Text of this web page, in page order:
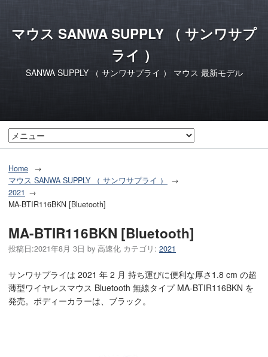
マウス SANWA SUPPLY （ サンワサプ
ライ ）
SANWA SUPPLY （ サンワサプライ ） マウス 最新モデル
Home
マウス SANWA SUPPLY （ サンワサプライ ）
2021
MA-BTIR116BKN [Bluetooth]
MA-BTIR116BKN [Bluetooth]
投稿日:2021年8月 3日 by 高速化 カテゴリ: 2021
サンワサプライは 2021 年 2 月 持ち運びに便利な厚さ1.8 cm の超
薄型ワイヤレスマウス Bluetooth 無線タイプ MA-BTIR116BKN を
発売。ボディーカラーは、ブラック。